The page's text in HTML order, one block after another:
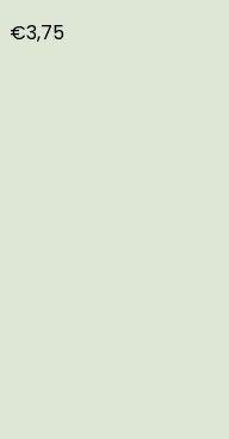
€3,75